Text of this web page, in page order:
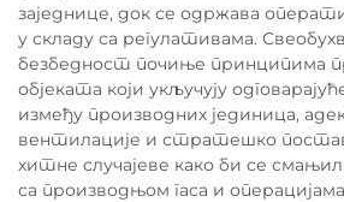
заједнице, док се одржава
у складу са регулативама.
безбедност почиње принципима
објеката који укључују
између производних јединица,
вентилације и стратешко
хитне случајеве како би се
са производњом гаса и